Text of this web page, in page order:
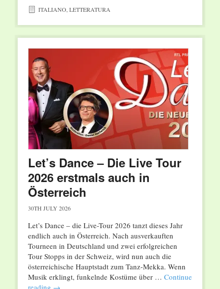
ITALIANO, LETTERATURA
Let’s Dance – Die Live Tour
2026 erstmals auch in
Österreich
30TH JULY 2026
Let’s Dance – die Live-Tour 2026 tanzt dieses Jahr
endlich auch in Österreich. Nach ausverkauften
Tourneen in Deutschland und zwei erfolgreichen
Tour Stopps in der Schweiz, wird nun auch die
österreichische Hauptstadt zum Tanz-Mekka. Wenn
Musik erklingt, funkelnde Kostüme über … Continue
reading →